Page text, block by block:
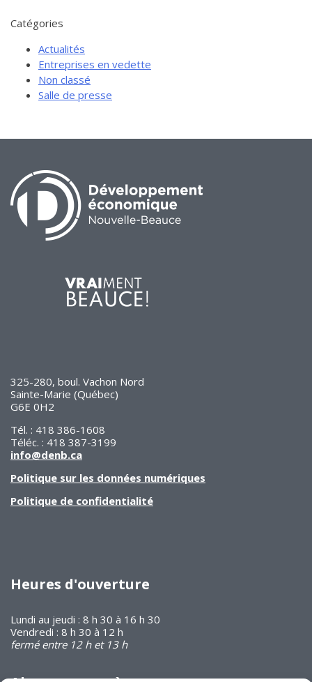
Catégories
Actualités
Entreprises en vedette
Non classé
Salle de presse
325-280, boul. Vachon Nord
Sainte-Marie (Québec)
G6E 0H2
Tél. : 418 386-1608
Téléc. : 418 387-3199
info@denb.ca
Politique sur les données numériques
Politique de confidentialité
Heures d'ouverture
Lundi au jeudi : 8 h 30 à 16 h 30
Vendredi : 8 h 30 à 12 h
fermé entre 12 h et 13 h